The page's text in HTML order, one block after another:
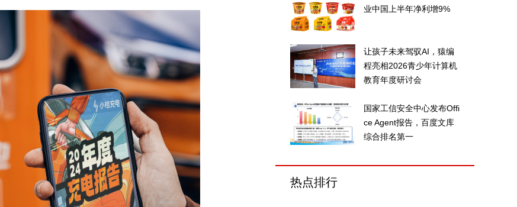
业中国上半年净利增9%
让孩子未来驾驭AI，猿编
程亮相2026青少年计算机
教育年度研讨会
国家工信安全中心发布Offi
ce Agent报告，百度文库
综合排名第一
热点排行